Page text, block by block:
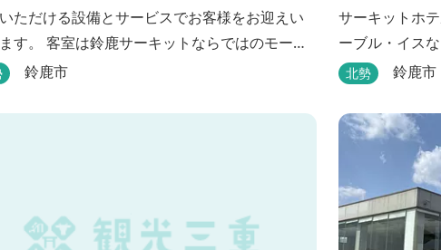
ただける設備とサービスでお客様をお迎えい
す。 客室は鈴鹿サーキットならではのモータ
ツの歴史を感じられる『THE MAIN』をはじ
だわりの詰まった「サーキット キッズルー
鈴鹿市
サーキットホ
ーブル・イス
時点ですべて
整ったキャン
をお楽しみい
炭火セットな
どの食材も事前
北勢 鈴鹿市